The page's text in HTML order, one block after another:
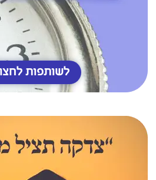
לשותפות לחצו כאן